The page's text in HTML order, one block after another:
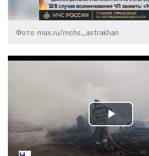
Фото: max.ru/mchs_astrakhan
Play
Video